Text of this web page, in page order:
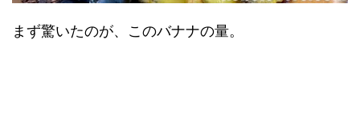
まず驚いたのが、このバナナの量。